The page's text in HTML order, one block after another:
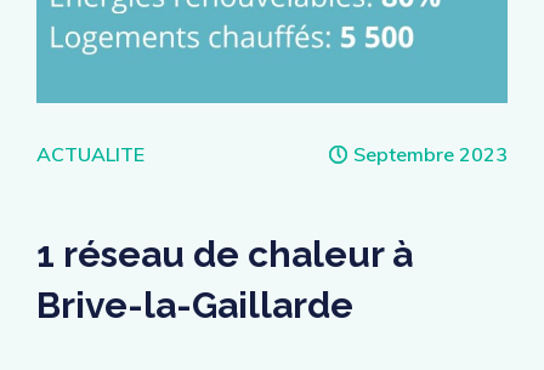
Catégories
ACTUALITE Septembre 2023
1 réseau de chaleur à
Brive-la-Gaillarde